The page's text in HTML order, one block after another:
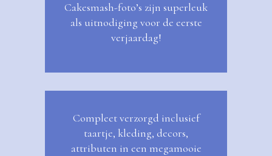
Cakesmash-foto’s zijn superleuk
als uitnodiging voor de eerste
verjaardag!
Compleet verzorgd inclusief
taartje, kleding, decors,
attributen in een megamooie